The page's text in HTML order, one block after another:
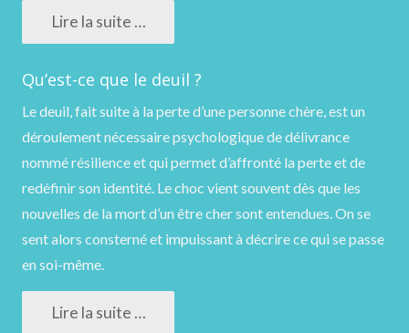
Lire la suite …
Qu’est-ce que le deuil ?
Le deuil, fait suite à la perte d’une personne chère, est un
déroulement nécessaire psychologique de délivrance
nommé résilience et qui permet d’affronté la perte et de
redéfinir son identité. Le choc vient souvent dès que les
nouvelles de la mort d’un être cher sont entendues. On se
sent alors consterné et impuissant à décrire ce qui se passe
en soi-même.
Lire la suite …